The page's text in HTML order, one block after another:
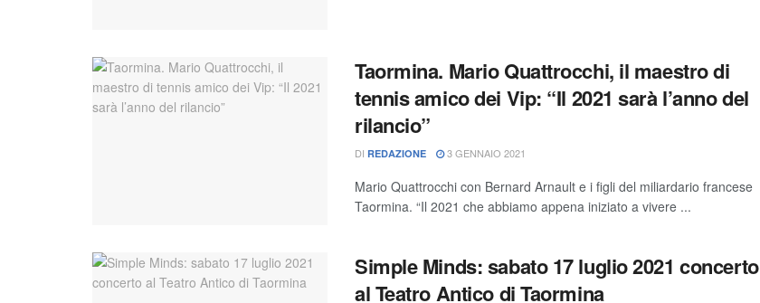
Taormina. Mario Quattrocchi, il maestro di
tennis amico dei Vip: “Il 2021 sarà l’anno del
rilancio”
DI REDAZIONE 3 GENNAIO 2021
Mario Quattrocchi con Bernard Arnault e i figli del miliardario francese
Taormina. “Il 2021 che abbiamo appena iniziato a vivere ...
Simple Minds: sabato 17 luglio 2021 concerto
al Teatro Antico di Taormina